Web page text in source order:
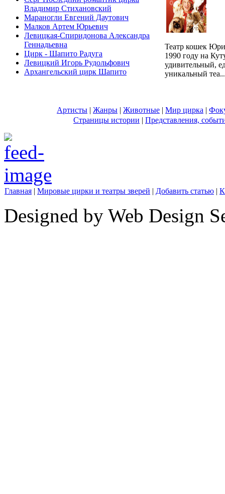
Владимир Стихановский
Мараногли Евгений Даутович
Малков Артем Юрьевич
Левицкая-Спиридонова Александра
Геннадьевна
Цирк - Шапито Радуга
Левицкий Игорь Рудольфович
Архангельский цирк Шапито
Театр кошек
1990 году на
удивительный,
уникальный
Артисты | Жанры | Животные | Мир цирка |
Страницы истории | Представления,
Главная | Мировые цирки и театры зверей | Добавить статью |
Designed by Web Design